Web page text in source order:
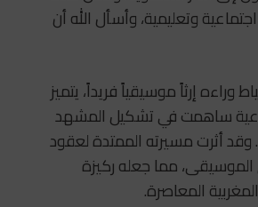
وتعليمية، وأسأل الله أن
وراءه إرثاً موسيقياً فريداً، يتميز
ساهمت في تشكيل المشهد
أثرت مسيرته الممتدة لعقود
مما جعله ركيزة
المعاصرة.